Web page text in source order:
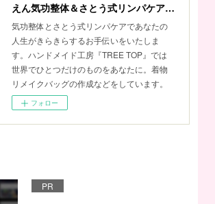
えん気功整体＆さとう式リンパケアサロン
気功整体とさとう式リンパケアであなたの
人生がきらきらするお手伝いをいたしま
す。ハンドメイド工房『TREE TOP』では
世界でひとつだけのものをあなたに。着物
リメイクバッグの作成などをしています。
フォロー
PR